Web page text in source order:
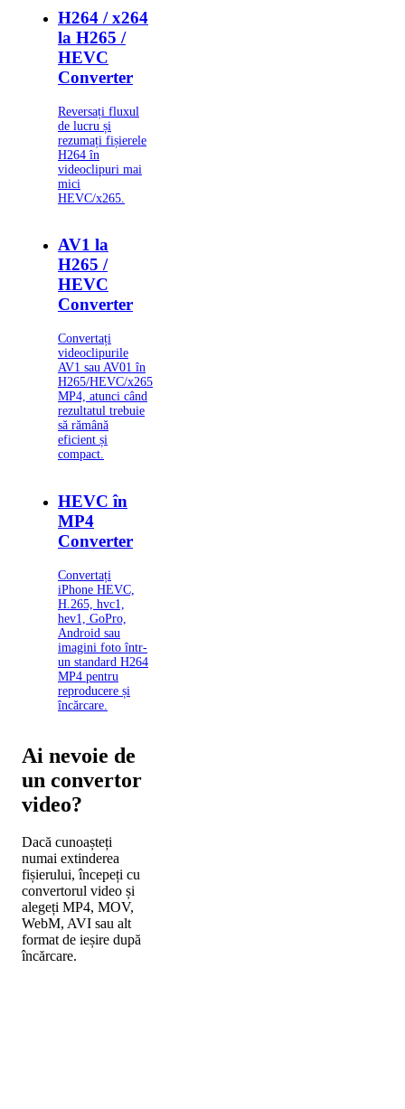
H264 / x264
la H265 /
HEVC
Converter
Reversați fluxul
de lucru și
rezumați fișierele
H264 în
videoclipuri mai
mici
HEVC/x265.
AV1 la
H265 /
HEVC
Converter
Convertați
videoclipurile
AV1 sau AV01 în
H265/HEVC/x265
MP4, atunci când
rezultatul trebuie
să rămână
eficient și
compact.
HEVC în
MP4
Converter
Convertați
iPhone HEVC,
H.265, hvc1,
hev1, GoPro,
Android sau
imagini foto într-
un standard H264
MP4 pentru
reproducere și
încărcare.
Ai nevoie de
un convertor
video?
Dacă cunoașteți
numai extinderea
fișierului, începeți cu
convertorul video și
alegeți MP4, MOV,
WebM, AVI sau alt
format de ieșire după
încărcare.